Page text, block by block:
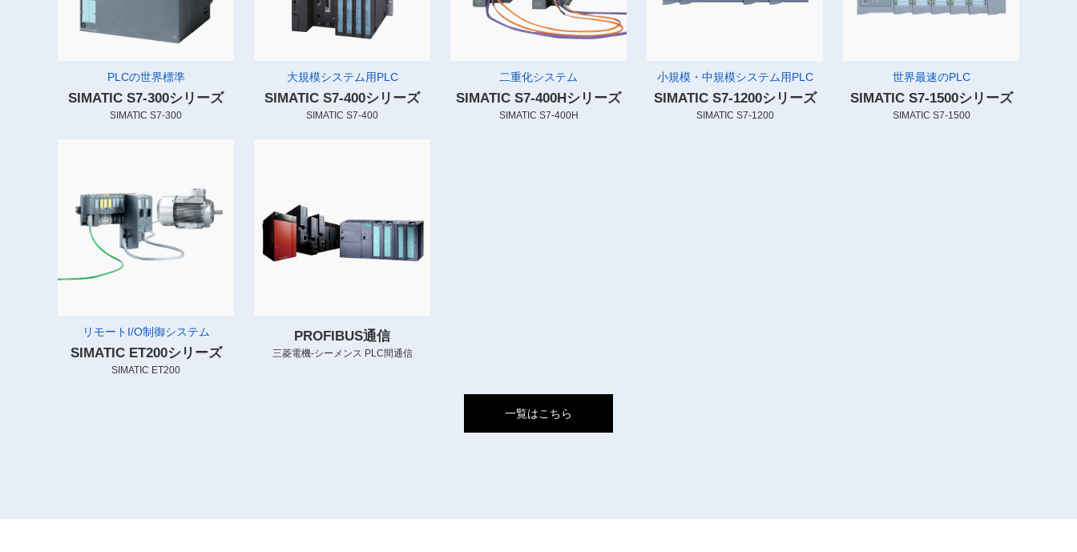
PLCの世界標準
SIMATIC S7-300シリーズ
SIMATIC S7-300
大規模システム用PLC
SIMATIC S7-400シリーズ
SIMATIC S7-400
二重化システム
SIMATIC S7-400Hシリーズ
SIMATIC S7-400H
小規模・中規模システム用PLC
SIMATIC S7-1200シリーズ
SIMATIC S7-1200
世界最速のPLC
SIMATIC S7-1500シリーズ
SIMATIC S7-1500
リモートI/O制御システム
SIMATIC ET200シリーズ
SIMATIC ET200
PROFIBUS通信
三菱電機-シーメンス PLC間通信
一覧はこちら